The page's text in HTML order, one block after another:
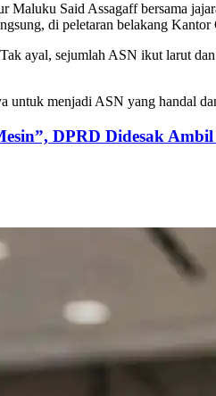
Said Assagaff bersama
di peletaran belakang
ayal, sejumlah ASN ikut larut dan
untuk menjadi ASN yang handal
DPRD Didesak